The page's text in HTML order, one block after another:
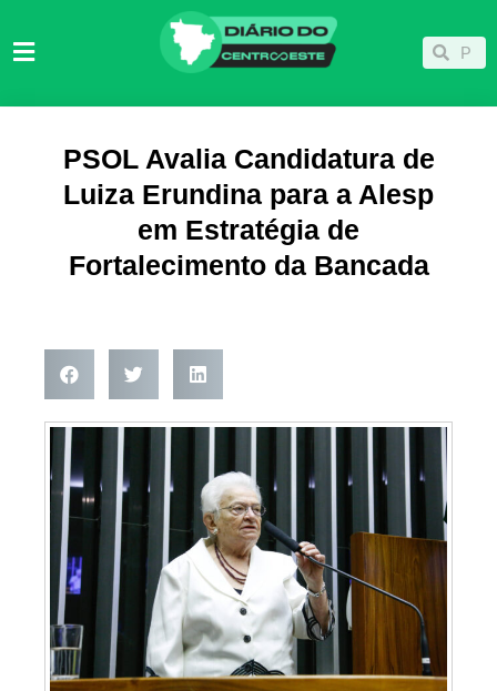
para
Pesquisar
PSOL Avalia Candidatura de
Luiza Erundina para a Alesp
em Estratégia de
Fortalecimento da Bancada